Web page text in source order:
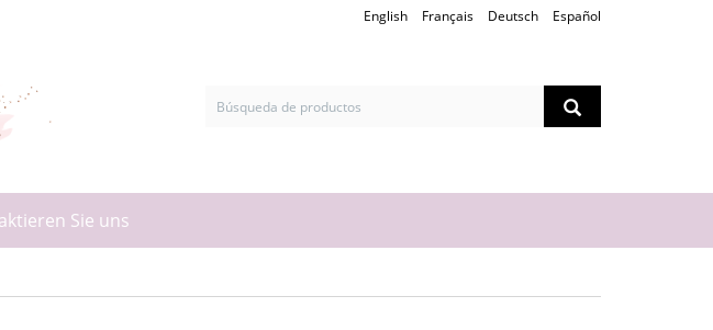
English Français Deutsch Español
Sie uns